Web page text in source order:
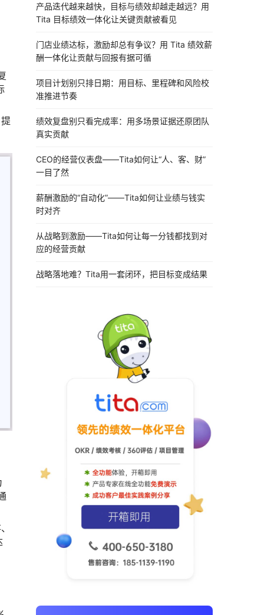
产品迭代越来越快，目标与绩效却越走越远？用
Tita 目标绩效一体化让关键贡献被看见
门店业绩达标，激励却总有争议？用 Tita 绩效薪
酬一体化让贡献与回报有据可循
项目计划别只排日期：用目标、里程碑和风险校
准推进节奏
绩效复盘别只看完成率：用多场景证据还原团队
真实贡献
CEO的经营仪表盘——Tita如何让“人、客、财”
一目了然
薪酬激励的“自动化”——Tita如何让业绩与钱实
时对齐
从战略到激励——Tita如何让每一分钱都找到对
应的经营贡献
战略落地难？Tita用一套闭环，把目标变成结果